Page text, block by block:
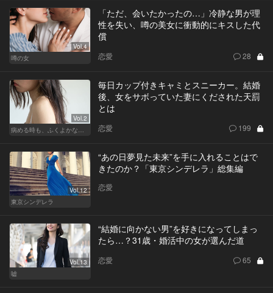
Vol.4
噂の女
「ただ、会いたかったの…」冷静な男が理
性を失い、噂の美女に衝動的にキスした代
償
恋愛 28
Vol.2
病める時も、ふくよかなる時も
毎日カップ付きキャミとスニーカー。結婚
後、女をサボっていた妻にくだされた天罰
とは
恋愛 199
Vol.12
東京シンデレラ
“あの日夢見た未来”を手に入れることはで
きたのか？「東京シンデレラ」総集編
恋愛
Vol.13
嘘
“結婚に向かない男”を好きになってしまっ
たら…？31歳・婚活中の女が選んだ道
恋愛 65